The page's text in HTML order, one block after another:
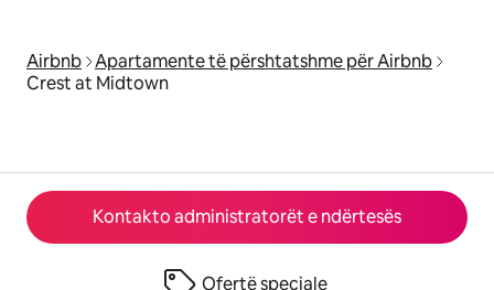
Kontakto administratorët e ndërtesës
Ofertë speciale
Airbnb Apartamente të përshtatshme për Airbnb
Crest at Midtown